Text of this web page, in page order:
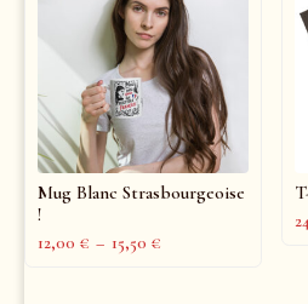
Mug Blanc Strasbourgeoise
!
12,00 € – 15,50 €